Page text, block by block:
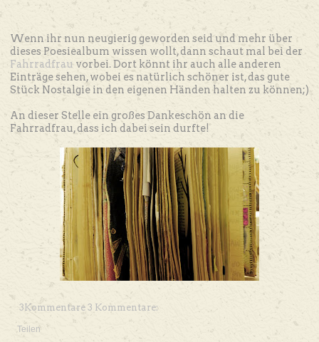
Wenn ihr nun neugierig geworden seid und mehr über
dieses Poesiealbum wissen wollt, dann schaut mal bei der
Fahrradfrau vorbei. Dort könnt ihr auch alle anderen
Einträge sehen, wobei es natürlich schöner ist, das gute
Stück Nostalgie in den eigenen Händen halten zu können;)
An dieser Stelle ein großes Dankeschön an die
Fahrradfrau, dass ich dabei sein durfte!
3Kommentare 3 Kommentare:
Teilen